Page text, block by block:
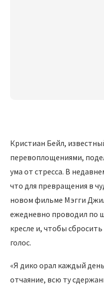
Кристиан Бейл,
перевоплощениями,
ума от стресса. В
что для превращения в
новом фильме Мэгги
ежедневно проводил по
кресле и, чтобы
голос.
«Я дико орал каждый
отчаяние, всю ту